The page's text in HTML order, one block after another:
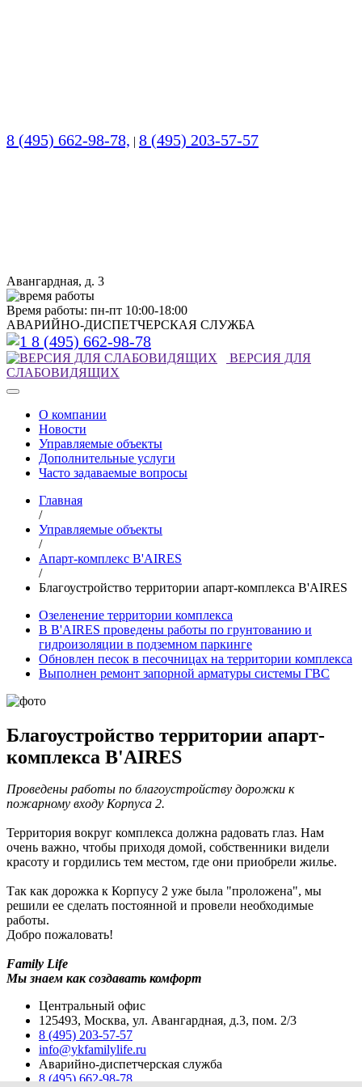
8 (495) 662-98-78, | 8 (495) 203-57-57
Авангардная, д. 3
Время работы: пн-пт 10:00-18:00
АВАРИЙНО-ДИСПЕТЧЕРСКАЯ СЛУЖБА
8 (495) 662-98-78
ВЕРСИЯ ДЛЯ
СЛАБОВИДЯЩИХ
О компании
Новости
Управляемые объекты
Дополнительные услуги
Часто задаваемые вопросы
Главная
/
Управляемые объекты
/
Апарт-комплекс B'AIRES
/
Благоустройство территории апарт-комплекса B'AIRES
Озеленение территории комплекса
В B'AIRES проведены работы по грунтованию и
гидроизоляции в подземном паркинге
Обновлен песок в песочницах на территории комплекса
Выполнен ремонт запорной арматуры системы ГВС
Благоустройство территории апарт-
комплекса B'AIRES
Проведены работы по благоустройству дорожки к
пожарному входу Корпуса 2.
Территория вокруг комплекса должна радовать глаз. Нам
очень важно, чтобы приходя домой, собственники видели
красоту и гордились тем местом, где они приобрели жилье.
Так как дорожка к Корпусу 2 уже была "проложена", мы
решили ее сделать постоянной и провели необходимые
работы.
Добро пожаловать!
Family Life
Мы знаем как создавать комфорт
Центральный офис
125493, Москва, ул. Авангардная, д.3, пом. 2/3
8 (495) 203-57-57
info@ykfamilylife.ru
Аварийно-диспетчерская служба
8 (495) 662-98-78